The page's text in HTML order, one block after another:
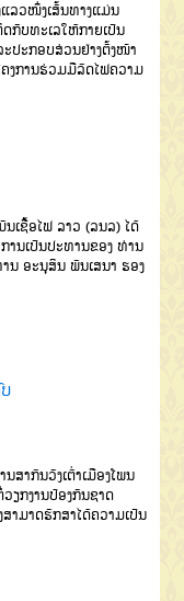
ລວໜຶ່ງເສັ້ນທາງແມ່ນ
ກັບທະເລໃຫ້ກາຍເປັນ
ປະກອບສ່ວນຢ່າງຕັ້ງໜ້າ
ງການຮ່ວມມືລົດໄຟຄວາມ
ເຊື້ອໄຟ ລາວ (ລນລ) ໄດ້
ນເປັນປະທານຂອງ ທ່ານ
ອະນຸສິນ ພົນເສນາ ຮອງ
າກົນວັງເຕົ່າເມືອງໂພນ
ວຽກງານປ້ອງກັນຊາດ
າມາດຮັກສາໄດ້ຄວາມເປັນ